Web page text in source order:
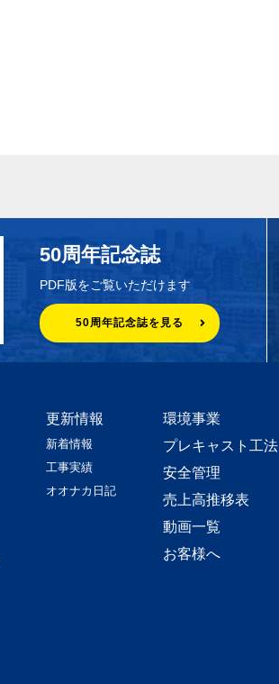
50周年記念誌
PDF版をご覧いただけます
50周年記念誌を見る
更新情報
新着情報
工事実績
オオナカ日記
環境事業
プレキャスト工法
安全管理
売上高推移表
動画一覧
お客様へ